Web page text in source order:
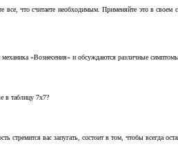
что считаете необходимым. Применяйте это в
«Вознесения» и обсуждаются различные
в таблицу 7х7?
стремится вас запугать, состоит в том, чтобы всегда